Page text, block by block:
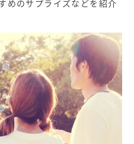
めのサプライズなどを紹介